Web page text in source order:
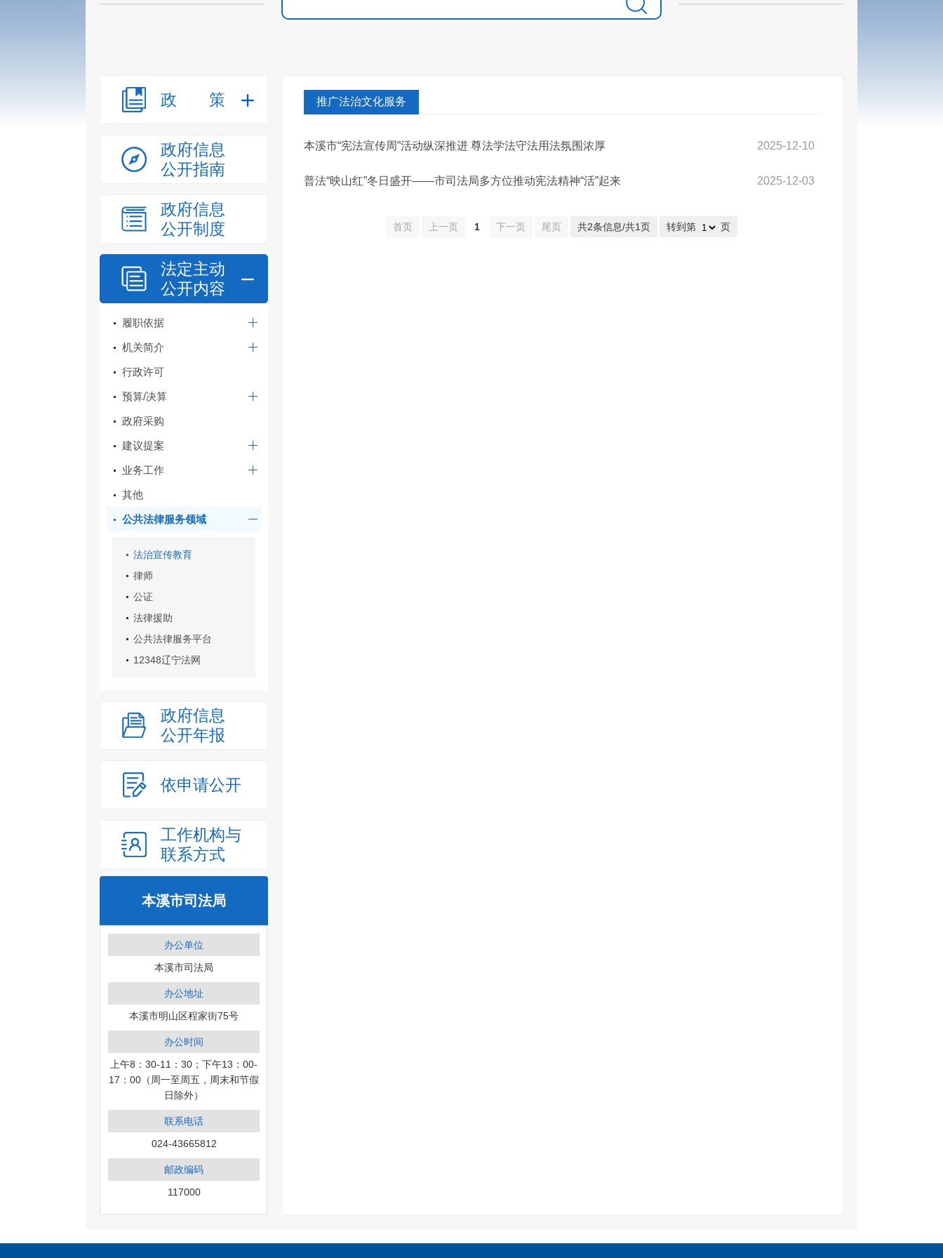
政策
政府信息
公开指南
政府信息
公开制度
法定主动
公开内容
履职依据
机关简介
行政许可
预算/决算
政府采购
建议提案
业务工作
其他
公共法律服务领域
法治宣传教育
律师
公证
法律援助
公共法律服务平台
12348辽宁法网
政府信息
公开年报
依申请公开
工作机构与
联系方式
本溪市司法局
办公单位
本溪市司法局
办公地址
本溪市明山区程家街75号
办公时间
上午8：30-11：30；下午13：00-
17：00（周一至周五，周末和节假
日除外）
联系电话
024-43665812
邮政编码
117000
推广法治文化服务
2025-12-10
本溪市“宪法宣传周”活动纵深推进 尊法学法守法用法氛围浓厚
2025-12-03
普法“映山红”冬日盛开——市司法局多方位推动宪法精神“活”起来
首页 上一页 1 下一页 尾页 共2条信息/共1页 转到第 页